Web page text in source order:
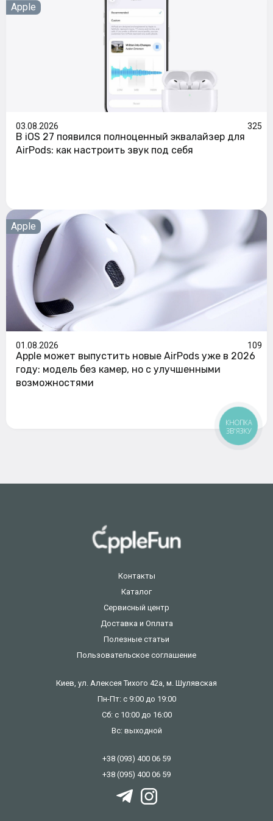
Apple
03.08.2026 325
В iOS 27 появился полноценный эквалайзер для
AirPods: как настроить звук под себя
Apple
01.08.2026 109
Apple может выпустить новые AirPods уже в 2026
году: модель без камер, но с улучшенными
возможностями
Контакты
Каталог
Сервисный центр
Доставка и Оплата
Полезные статьи
Пользовательское соглашение
Киев, ул. Алексея Тихого 42а, м. Шулявская
Пн-Пт: с 9:00 до 19:00
Сб: с 10:00 до 16:00
Вс: выходной
+38 (093) 400 06 59
+38 (095) 400 06 59
КНОПКА
ЗВ'ЯЗКУ